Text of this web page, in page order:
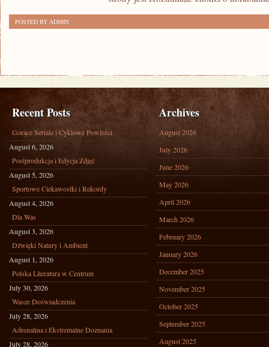
POSTED BY ADMIN
Recent Posts
Gorące Seriale i Cyklowe Powieści
August 6, 2026
Postprodukcja i Edycja Zdjęć
August 5, 2026
Sportowe Ciekawostki i Rekordy
August 4, 2026
Dla Was
August 3, 2026
Dźwięki Natury i Ambient
August 1, 2026
Polska Literatura w Centrum
July 30, 2026
Wasze Doświadczenia
July 28, 2026
Adrenalina i Ekstremalne Doznania
July 28, 2026
Archives
August 2026
July 2026
June 2026
May 2026
April 2026
March 2026
February 2026
January 2026
December 2025
November 2025
October 2025
September 2025
August 2025